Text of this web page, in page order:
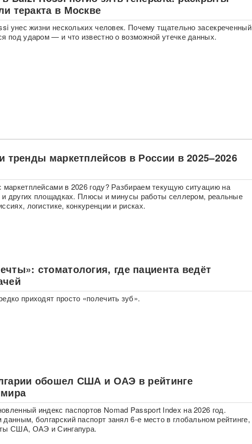
теракта в Москве
унес жизни нескольких человек. Почему тщательно засекреченный
под ударом — и что известно о возможной утечке данных.
тренды маркетплейсов в России в 2025–2026
маркетплейсами в 2026 году? Разбираем текущую ситуацию на
и других площадках. Плюсы и минусы работы селлером, реальные
логистике, конкуренции и рисках.
стоматология, где пациента ведёт
приходят просто «полечить зуб».
обошел США и ОАЭ в рейтинге
индекс паспортов Nomad Passport Index на 2026 год.
болгарский паспорт занял 6-е место в глобальном рейтинге,
США, ОАЭ и Сингапура.